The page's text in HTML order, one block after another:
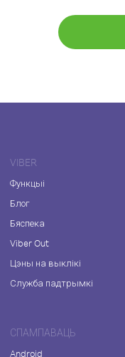
VIBER
Функцыі
Блог
Бяспека
Viber Out
Цэны на выклікі
Служба падтрымкі
СПАМПАВАЦЬ
Android